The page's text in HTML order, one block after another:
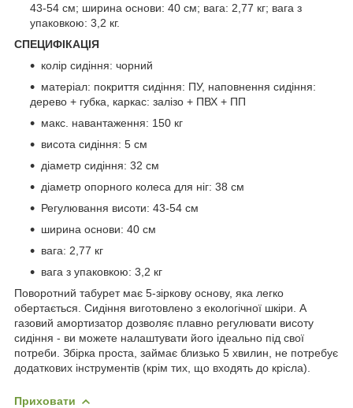
43-54 см; ширина основи: 40 см; вага: 2,77 кг; вага з
упаковкою: 3,2 кг.
СПЕЦИФІКАЦІЯ
колір сидіння: чорний
матеріал: покриття сидіння: ПУ, наповнення сидіння:
дерево + губка, каркас: залізо + ПВХ + ПП
макс. навантаження: 150 кг
висота сидіння: 5 см
діаметр сидіння: 32 см
діаметр опорного колеса для ніг: 38 см
Регулювання висоти: 43-54 см
ширина основи: 40 см
вага: 2,77 кг
вага з упаковкою: 3,2 кг
Поворотний табурет має 5-зіркову основу, яка легко
обертається. Сидіння виготовлено з екологічної шкіри. А
газовий амортизатор дозволяє плавно регулювати висоту
сидіння - ви можете налаштувати його ідеально під свої
потреби. Збірка проста, займає близько 5 хвилин, не потребує
додаткових інструментів (крім тих, що входять до крісла).
Приховати